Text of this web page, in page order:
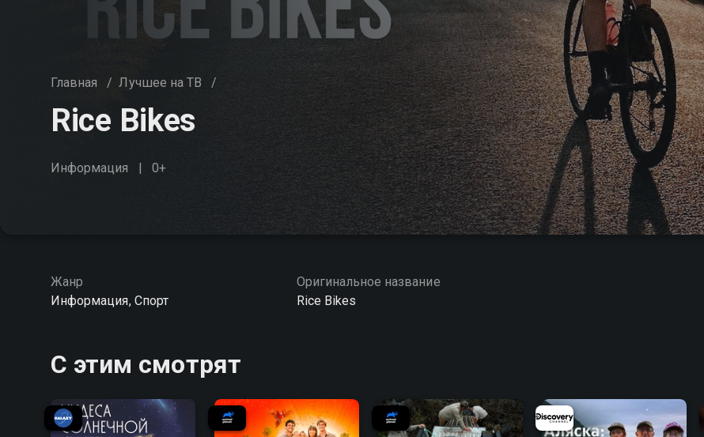
Главная / Лучшее на ТВ /
Rice Bikes
Информация 0+
Жанр
Информация, Спорт
Оригинальное название
Rice Bikes
С этим смотрят